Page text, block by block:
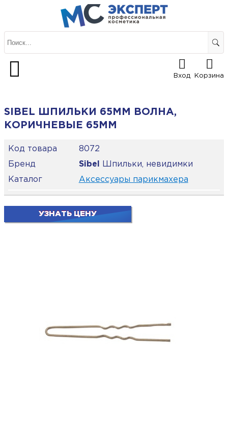
Вход Корзина
SIBEL ШПИЛЬКИ 65ММ ВОЛНА,
КОРИЧНЕВЫЕ 65ММ
Код товара
8072
Бренд
Sibel
Шпильки, невидимки
Каталог
Аксессуары парикмахера
УЗНАТЬ ЦЕНУ